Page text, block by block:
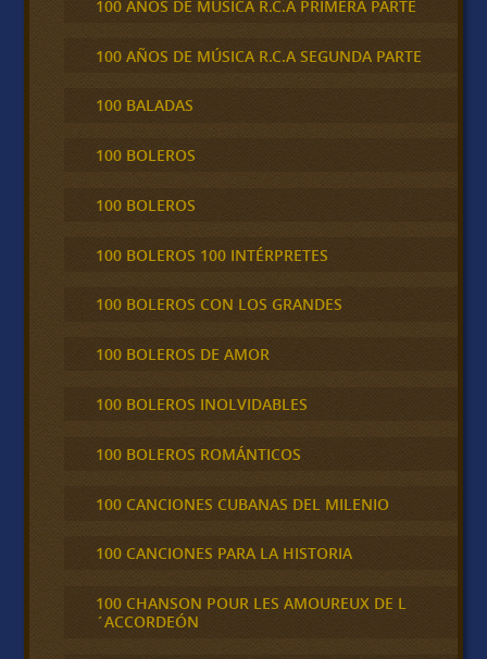
100 AÑOS DE MÚSICA R.C.A PRIMERA PARTE
100 AÑOS DE MÚSICA R.C.A SEGUNDA PARTE
100 BALADAS
100 BOLEROS
100 BOLEROS
100 BOLEROS 100 INTÉRPRETES
100 BOLEROS CON LOS GRANDES
100 BOLEROS DE AMOR
100 BOLEROS INOLVIDABLES
100 BOLEROS ROMÁNTICOS
100 CANCIONES CUBANAS DEL MILENIO
100 CANCIONES PARA LA HISTORIA
100 CHANSON POUR LES AMOUREUX DE L
´ACCORDEÓN